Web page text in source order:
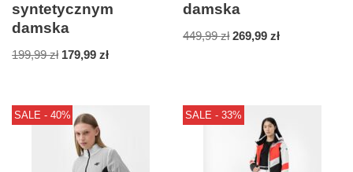
syntetycznym
damska
199,99zł 179,99 zł
damska
449,99zł 269,99zł
SALE - 40% SALE - 33%